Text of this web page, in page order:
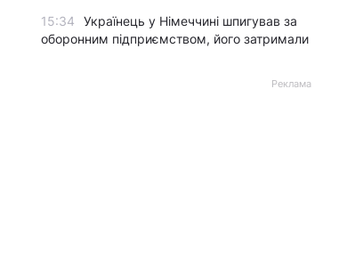
15:34
Українець у Німеччині шпигував за
оборонним підприємством, його затримали
Реклама